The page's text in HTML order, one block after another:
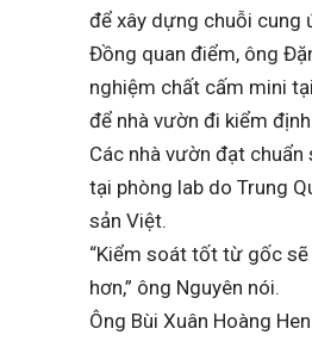
để xây dựng chuỗi cung
Đồng quan điểm, ông
nghiệm chất cấm mini
để nhà vườn đi kiểm
Các nhà vườn đạt
tại phòng lab do Trung
sản Việt.
“Kiểm soát tốt từ gốc
hơn,” ông Nguyên nói.
Ông Bùi Xuân Hoàng